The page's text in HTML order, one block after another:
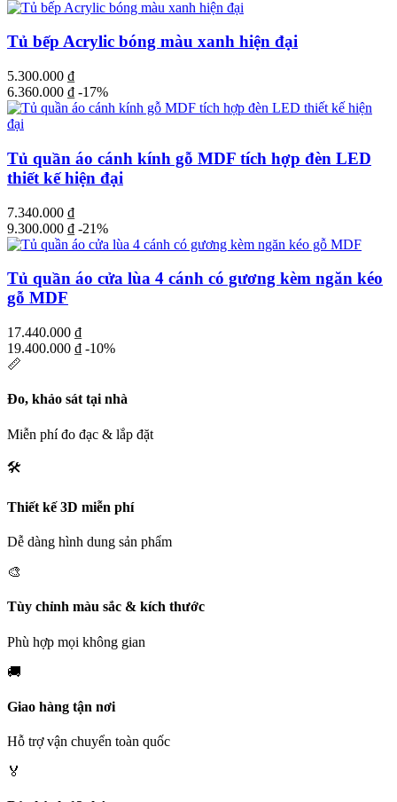
Tủ bếp Acrylic bóng màu xanh hiện đại
5.300.000 ₫
6.360.000 ₫ -17%
Tủ quần áo cánh kính gỗ MDF tích hợp đèn LED
thiết kế hiện đại
7.340.000 ₫
9.300.000 ₫ -21%
Tủ quần áo cửa lùa 4 cánh có gương kèm ngăn kéo
gỗ MDF
17.440.000 ₫
19.400.000 ₫ -10%
📏
Đo, khảo sát tại nhà
Miễn phí đo đạc & lắp đặt
🛠️
Thiết kế 3D miễn phí
Dễ dàng hình dung sản phẩm
🎨
Tùy chỉnh màu sắc & kích thước
Phù hợp mọi không gian
🚚
Giao hàng tận nơi
Hỗ trợ vận chuyển toàn quốc
🏅